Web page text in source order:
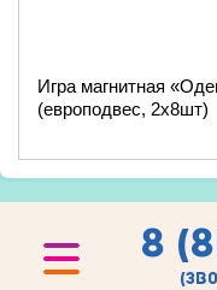
Игра магнитная
(европодвес, 2х8шт)
8